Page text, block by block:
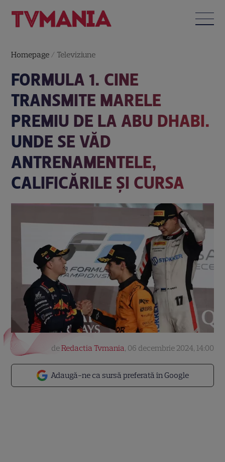
Homepage / Televiziune
FORMULA 1. CINE
TRANSMITE MARELE
PREMIU DE LA ABU DHABI.
UNDE SE VĂD
ANTRENAMENTELE,
CALIFICĂRILE ȘI CURSA
Adaugă-ne ca sursă preferată în Google
deRedactia Tvmania, 06 decembrie 2024, 14:00